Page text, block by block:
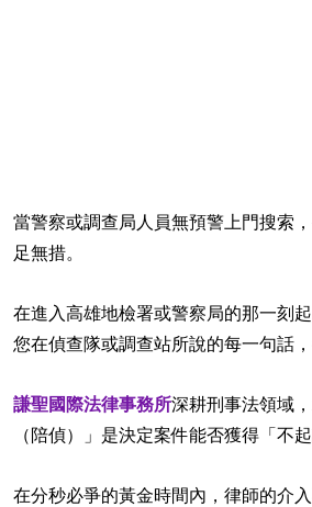
當警察或調查局人員無預警上門搜索
足無措。
在進入高雄地檢署或警察局的那一刻
您在偵查隊或調查站所說的每一句話
謙聖國際法律事務所深耕刑事法領域
（陪偵）」是決定案件能否獲得「不
在分秒必爭的黃金時間內，律師的介